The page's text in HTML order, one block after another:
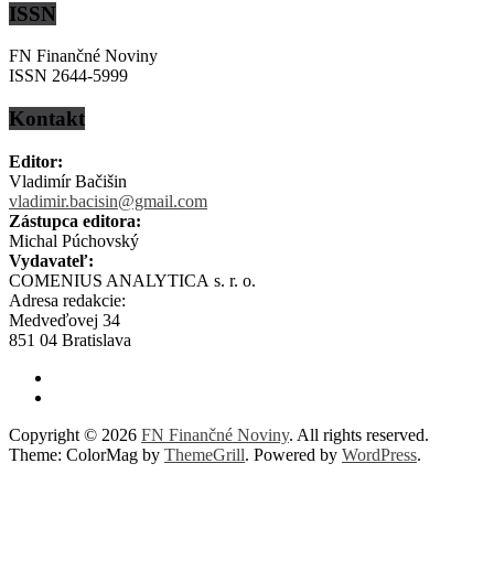
ISSN
FN Finančné Noviny
ISSN 2644-5999
Kontakt
Editor:
Vladimír Bačišin
vladimir.bacisin@gmail.com
Zástupca editora:
Michal Púchovský
Vydavateľ:
COMENIUS ANALYTICA s. r. o.
Adresa redakcie:
Medveďovej 34
851 04 Bratislava
Copyright © 2026 FN Finančné Noviny. All rights reserved.
Theme: ColorMag by ThemeGrill. Powered by WordPress.